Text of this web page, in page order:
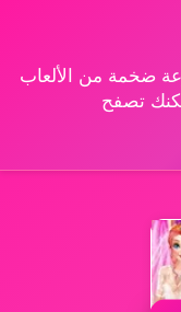
ضخمة من الألعاب
تصفح